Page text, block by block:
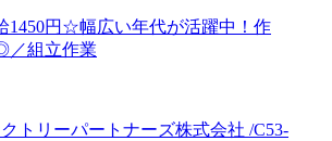
1450円☆幅広い年代が活躍中！作
／組立作業
トリーパートナーズ株式会社 /C53-